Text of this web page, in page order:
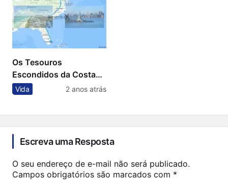
Os Tesouros
Escondidos da Costa
Leste dos EUA: De
Vida 2 anos atrás
Escreva uma Resposta
O seu endereço de e-mail não será publicado.
Campos obrigatórios são marcados com *